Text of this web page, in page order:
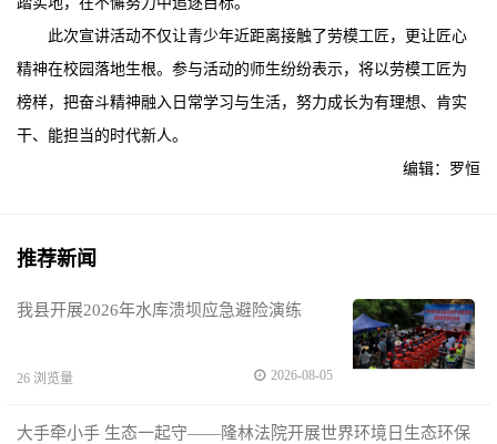
此次宣讲活动不仅让青少年近距离接触了劳模工匠，更让匠心
精神在校园落地生根。参与活动的师生纷纷表示，将以劳模工匠为
榜样，把奋斗精神融入日常学习与生活，努力成长为有理想、肯实
干、能担当的时代新人。
编辑：罗恒
推荐新闻
我县开展2026年水库溃坝应急避险演练
26 浏览量 2026-08-05
大手牵小手 生态一起守——隆林法院开展世界环境日生态环保